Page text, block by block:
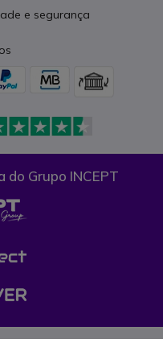
e segurança
do Grupo INCEPT